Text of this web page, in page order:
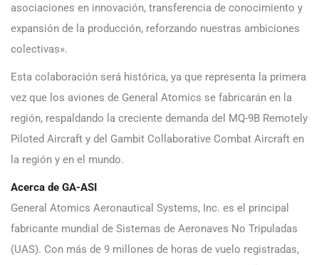
asociaciones en innovación, transferencia de conocimiento y
expansión de la producción, reforzando nuestras ambiciones
colectivas».
Esta colaboración será histórica, ya que representa la primera
vez que los aviones de General Atomics se fabricarán en la
región, respaldando la creciente demanda del MQ-9B Remotely
Piloted Aircraft y del Gambit Collaborative Combat Aircraft en
la región y en el mundo.
Acerca de GA-ASI
General Atomics Aeronautical Systems, Inc. es el principal
fabricante mundial de Sistemas de Aeronaves No Tripuladas
(UAS). Con más de 9 millones de horas de vuelo registradas,